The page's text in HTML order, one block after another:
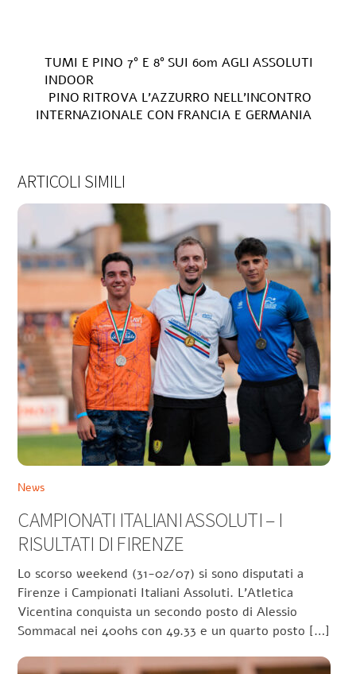
TUMI E PINO 7° E 8° SUI 60m AGLI ASSOLUTI
INDOOR
PINO RITROVA L’AZZURRO NELL’INCONTRO
INTERNAZIONALE CON FRANCIA E GERMANIA
ARTICOLI SIMILI
News
CAMPIONATI ITALIANI ASSOLUTI – I
RISULTATI DI FIRENZE
Lo scorso weekend (31-02/07) si sono disputati a
Firenze i Campionati Italiani Assoluti. L’Atletica
Vicentina conquista un secondo posto di Alessio
Sommacal nei 400hs con 49.33 e un quarto posto […]